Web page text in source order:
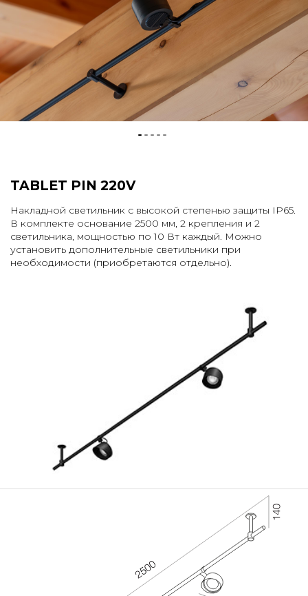
TABLET PIN 220V
Накладной светильник с высокой степенью защиты IP65.
В комплекте основание 2500 мм, 2 крепления и 2
светильника, мощностью по 10 Вт каждый. Можно
установить дополнительные светильники при
необходимости (приобретаются отдельно).